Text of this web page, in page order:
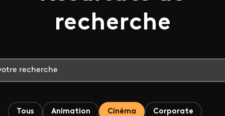
recherche
Tous Animation Cinéma Corporate